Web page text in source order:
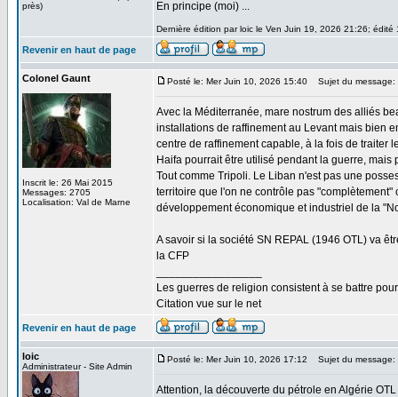
près)
En principe (moi) ...
Dernière édition par loic le Ven Juin 19, 2026 21:26; édité
Revenir en haut de page
Colonel Gaunt
Inscrit le: 26 Mai 2015
Messages: 2705
Localisation: Val de Marne
Posté le: Mer Juin 10, 2026 15:40 Sujet du message:
Avec la Méditerranée, mare nostrum des alliés
installations de raffinement au Levant mais bien
centre de raffinement capable, à la fois de traiter
Haifa pourrait être utilisé pendant la guerre,
Tout comme Tripoli. Le Liban n'est pas une
territoire que l'on ne contrôle pas
développement économique et industriel de la
A savoir si la société SN REPAL (1946 OTL) va
la CFP
Les guerres de religion consistent à se battre
Citation vue sur le net
Revenir en haut de page
loic
Administrateur - Site Admin
Posté le: Mer Juin 10, 2026 17:12 Sujet du message:
Attention, la découverte du pétrole en Algérie